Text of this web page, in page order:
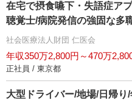
在宅で摂食嚥下・失語症ア
聴覚士/病院発信の強固な多
社会医療法人財団 仁医会
年収350万2,800円～470万
正社員 / 東京都
大型ドライバー/地場/日帰